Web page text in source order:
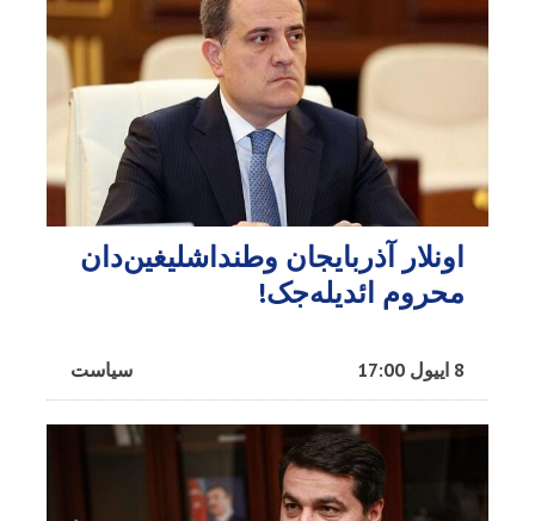
اونلار آذربایجان وطنداشلیغین‌دان
محروم ائدیله‌جک!
سیاست 8 اییول 17:00